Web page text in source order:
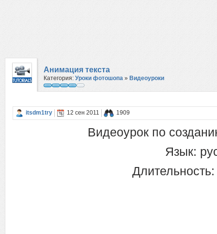
Анимация текста
Категория: Уроки фотошопа » Видеоуроки
itsdm1try 12 сен 2011 1909
Видеоурок по
Язык: